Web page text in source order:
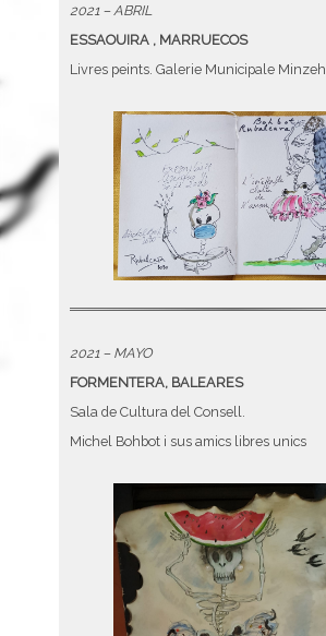
2021 – ABRIL
ESSAOUIRA , MARRUECOS
Livres peints. Galerie Municipale Minzeh
2021 – MAYO
FORMENTERA, BALEARES
Sala de Cultura del Consell.
Michel Bohbot i sus amics libres unics